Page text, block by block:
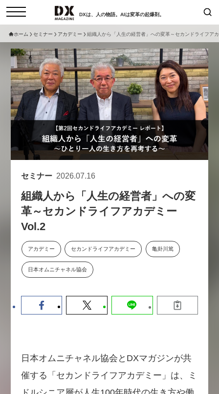
DXは、人の物語。AIは変革の起爆剤。
コラム インタビュー
セミナー ニュース
サービスメニュー 日本オムニチャネル協会
トップページ
特集
動画
サイトマップ
お問い合わせ
個人情報保護法について
採用情報
検索
現在開催予定のセミナー
【8/12開催】「イノベーションを
数値化する」～投資される事業の
学ぶ資金調達・巻き込みのリアル
2026-06-10
セミナー
ャリアが求められるのか
ホーム セミナー アカデミー 組織人から「人生の経営者」への変革～セカンドライフア
セミナー 2026.07.16
組織人から「人生の経営者」への変
革～セカンドライフアカデミー
Vol.2
アカデミー セカンドライフアカデミー 亀卦川篤
日本オムニチャネル協会
日本オムニチャネル協会とDXマガジンが共
催する「セカンドライフアカデミー」は、ミ